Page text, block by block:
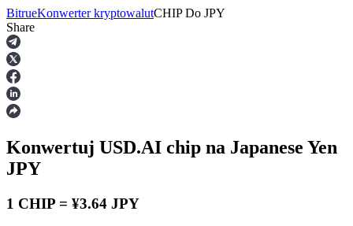
Kontrakty terminowe
BitrueKonwerter kryptowalutCHIP Do JPY
Share
Konwertuj USD.AI chip na Japanese Yen
JPY
1 CHIP = ¥3.64 JPY